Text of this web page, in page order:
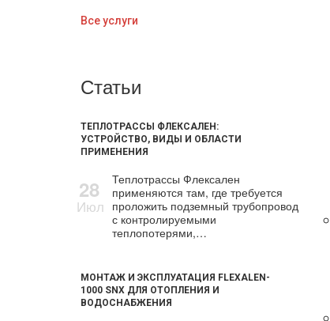
Все услуги
Статьи
ТЕПЛОТРАССЫ ФЛЕКСАЛЕН:
УСТРОЙСТВО, ВИДЫ И ОБЛАСТИ
ПРИМЕНЕНИЯ
28
Июл
Теплотрассы Флексален
применяются там, где требуется
проложить подземный трубопровод
с контролируемыми
теплопотерями,…
МОНТАЖ И ЭКСПЛУАТАЦИЯ FLEXALEN-
1000 SNX ДЛЯ ОТОПЛЕНИЯ И
ВОДОСНАБЖЕНИЯ